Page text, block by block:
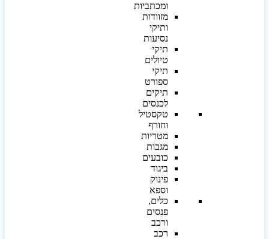
ומכתביות
מזוודות
ותיקי
נסיעות
תיקי
טיולים
תיקי
ספורט
תיקים
לכנסים
טקסטיל
וחורף
מטריות
מגבות
כובעים
ביגוד
פינוק
וספא
כלים,
פנסים
ורכב
רכב